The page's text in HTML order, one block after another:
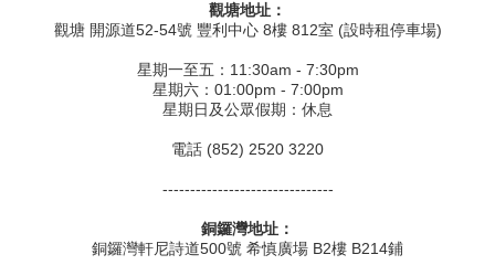
觀塘地址：
觀塘 開源道52-54號 豐利中心 8樓 812室 (設時租停車場)
星期一至五：11:30am - 7:30pm
星期六：01:00pm - 7:00pm
星期日及公眾假期：休息
電話 (852) 2520 3220
-------------------------------
銅鑼灣地址：
銅鑼灣軒尼詩道500號 希慎廣場 B2樓 B214鋪